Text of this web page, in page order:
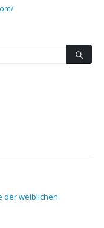
der weiblichen